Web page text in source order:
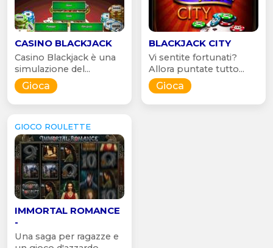
CASINO BLACKJACK
Casino Blackjack è una
simulazione del...
Gioca
BLACKJACK CITY
Vi sentite fortunati?
Allora puntate tutto...
Gioca
GIOCO ROULETTE
IMMORTAL ROMANCE
-
Una saga per ragazze e